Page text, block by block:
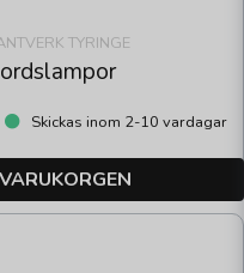
TYRINGE
Skickas inom 2-10 vardagar